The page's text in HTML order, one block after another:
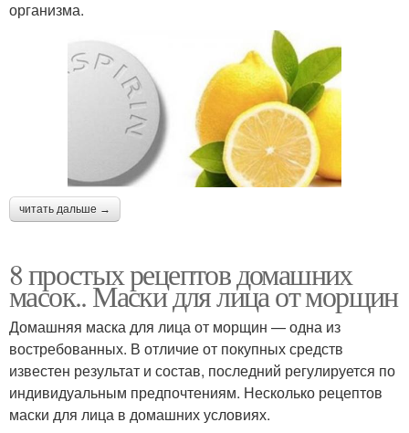
организма.
читать дальше →
8 простых рецептов домашних
масок.. Маски для лица от морщин
Домашняя маска для лица от морщин — одна из
востребованных. В отличие от покупных средств
известен результат и состав, последний регулируется по
индивидуальным предпочтениям. Несколько рецептов
маски для лица в домашних условиях.